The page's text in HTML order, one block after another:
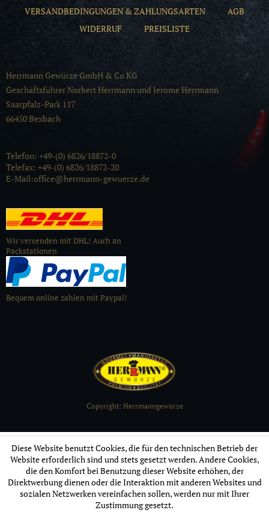
VERSANDBEDINGUNGEN & ZAHLUNGSARTEN
AGB
WIDERRUF
PREISLISTE
Herrmann Gewürze GmbH & Co KG
Geschäftsführer Norbert Herrmann und Jerome Herrmann
Saarpfalz-Park 117
66450 Bexbach
Telefon: +49-(0) 6826/18872-0
Telefax: +49-(0) 6826/18872-20
E-Mail:office@herrmann-gewuerze.de
Wir versenden mit DHL! Auch an
Packstationen
Bequem online zahlen mit Paypal!
Copyright: Herrmanngewürze
Diese Website benutzt Cookies, die für den technischen Betrieb der
Website erforderlich sind und stets gesetzt werden. Andere Cookies,
die den Komfort bei Benutzung dieser Website erhöhen, der
Direktwerbung dienen oder die Interaktion mit anderen Websites und
sozialen Netzwerken vereinfachen sollen, werden nur mit Ihrer
Zustimmung gesetzt.